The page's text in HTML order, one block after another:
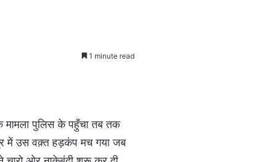
1 minute read
मामला पुलिस के पहुँचा तब तक
में उस वक़्त हड़कंप मच गया जब